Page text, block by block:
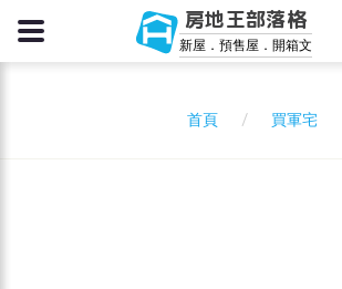
房地王部落格
新屋．預售屋．開箱文
首頁 買軍宅